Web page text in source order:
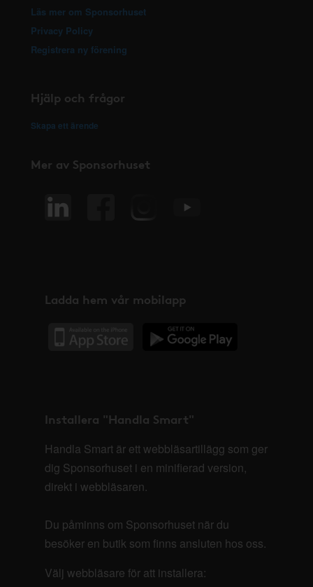
Läs mer om Sponsorhuset
Privacy Policy
Registrera ny förening
Hjälp och frågor
Skapa ett ärende
Mer av Sponsorhuset
Ladda hem vår mobilapp
Installera "Handla Smart"
Handla Smart är ett webbläsartillägg som ger
dig Sponsorhuset i en minifierad version,
direkt i webbläsaren.
Du påminns om Sponsorhuset när du
besöker en butik som finns ansluten hos oss.
Välj webbläsare för att installera: